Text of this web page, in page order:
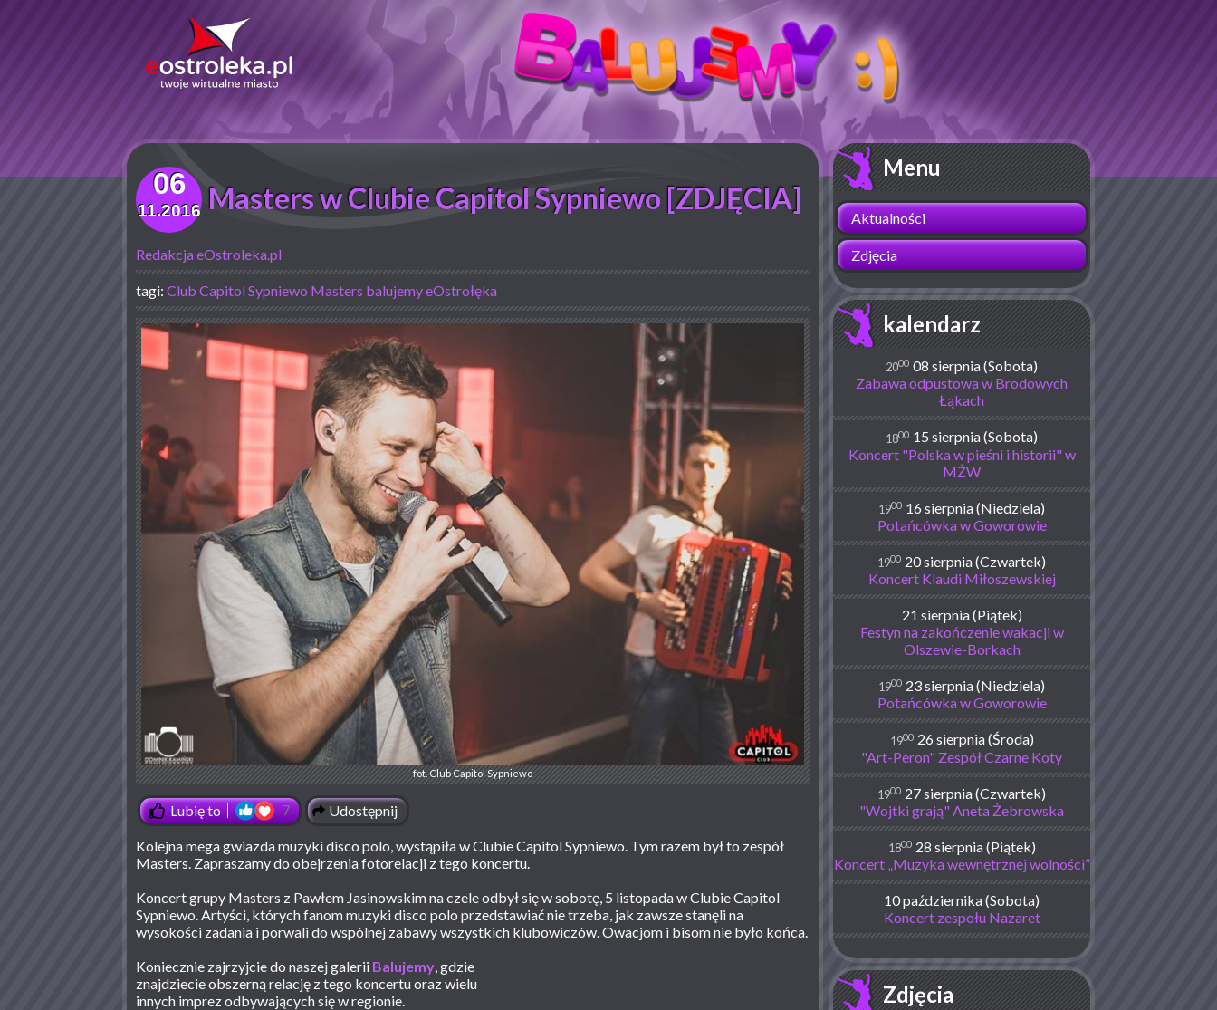
06
11.2016 Masters w Clubie Capitol Sypniewo [ZDJĘCIA]
Redakcja eOstroleka.pl
tagi: Club Capitol Sypniewo Masters balujemy eOstrołęka
fot. Club Capitol Sypniewo
Lubię to 7 Udostępnij
Kolejna mega gwiazda muzyki disco polo, wystąpiła w Clubie Capitol Sypniewo. Tym razem był to zespół
Masters. Zapraszamy do obejrzenia fotorelacji z tego koncertu.
Koncert grupy Masters z Pawłem Jasinowskim na czele odbył się w sobotę, 5 listopada w Clubie Capitol
Sypniewo. Artyści, których fanom muzyki disco polo przedstawiać nie trzeba, jak zawsze stanęli na
wysokości zadania i porwali do wspólnej zabawy wszystkich klubowiczów. Owacjom i bisom nie było końca.
Koniecznie zajrzyjcie do naszej galerii Balujemy , gdzie
znajdziecie obszerną relację z tego koncertu oraz wielu
innych imprez odbywających się w regionie.
Menu
Aktualności
Zdjęcia
kalendarz
2000 08 sierpnia (Sobota)
Zabawa odpustowa w Brodowych
Łąkach
1800 15 sierpnia (Sobota)
Koncert "Polska w pieśni i historii" w
MŻW
1900 16 sierpnia (Niedziela)
Potańcówka w Goworowie
1900 20 sierpnia (Czwartek)
Koncert Klaudi Miłoszewskiej
21 sierpnia (Piątek)
Festyn na zakończenie wakacji w
Olszewie-Borkach
1900 23 sierpnia (Niedziela)
Potańcówka w Goworowie
1900 26 sierpnia (Środa)
"Art-Peron" Zespół Czarne Koty
1900 27 sierpnia (Czwartek)
"Wojtki grają" Aneta Żebrowska
1800 28 sierpnia (Piątek)
Koncert „Muzyka wewnętrznej wolności”
10 października (Sobota)
Koncert zespołu Nazaret
Zdjęcia